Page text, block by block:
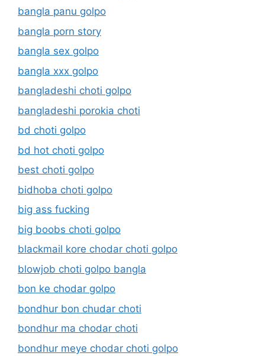
bangla panu golpo
bangla porn story
bangla sex golpo
bangla xxx golpo
bangladeshi choti golpo
bangladeshi porokia choti
bd choti golpo
bd hot choti golpo
best choti golpo
bidhoba choti golpo
big ass fucking
big boobs choti golpo
blackmail kore chodar choti golpo
blowjob choti golpo bangla
bon ke chodar golpo
bondhur bon chudar choti
bondhur ma chodar choti
bondhur meye chodar choti golpo